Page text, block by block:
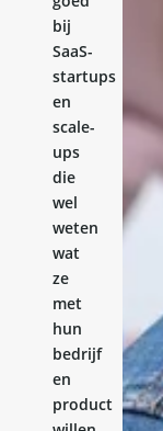
bij
SaaS-
startups
en
scale-
ups
die
wel
weten
wat
ze
met
hun
bedrijf
en
product